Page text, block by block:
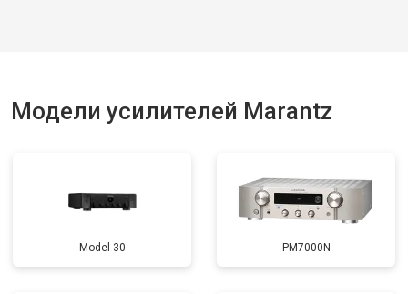
Модели усилителей Marantz
Model 30 PM7000N